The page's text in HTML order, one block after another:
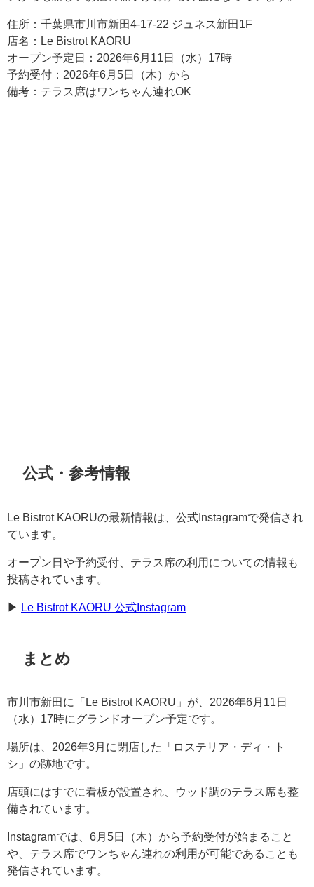
住所：千葉県市川市新田4-17-22 ジュネス新田1F
店名：Le Bistrot KAORU
オープン予定日：2026年6月11日（水）17時
予約受付：2026年6月5日（木）から
備考：テラス席はワンちゃん連れOK
公式・参考情報
Le Bistrot KAORUの最新情報は、公式Instagramで発信され
ています。
オープン日や予約受付、テラス席の利用についての情報も
投稿されています。
▶︎ Le Bistrot KAORU 公式Instagram
まとめ
市川市新田に「Le Bistrot KAORU」が、2026年6月11日
（水）17時にグランドオープン予定です。
場所は、2026年3月に閉店した「ロステリア・ディ・ト
シ」の跡地です。
店頭にはすでに看板が設置され、ウッド調のテラス席も整
備されています。
Instagramでは、6月5日（木）から予約受付が始まること
や、テラス席でワンちゃん連れの利用が可能であることも
発信されています。